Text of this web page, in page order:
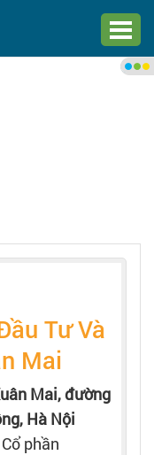
Tư Và
Mai
Mai, đường
Hà Nội
phần